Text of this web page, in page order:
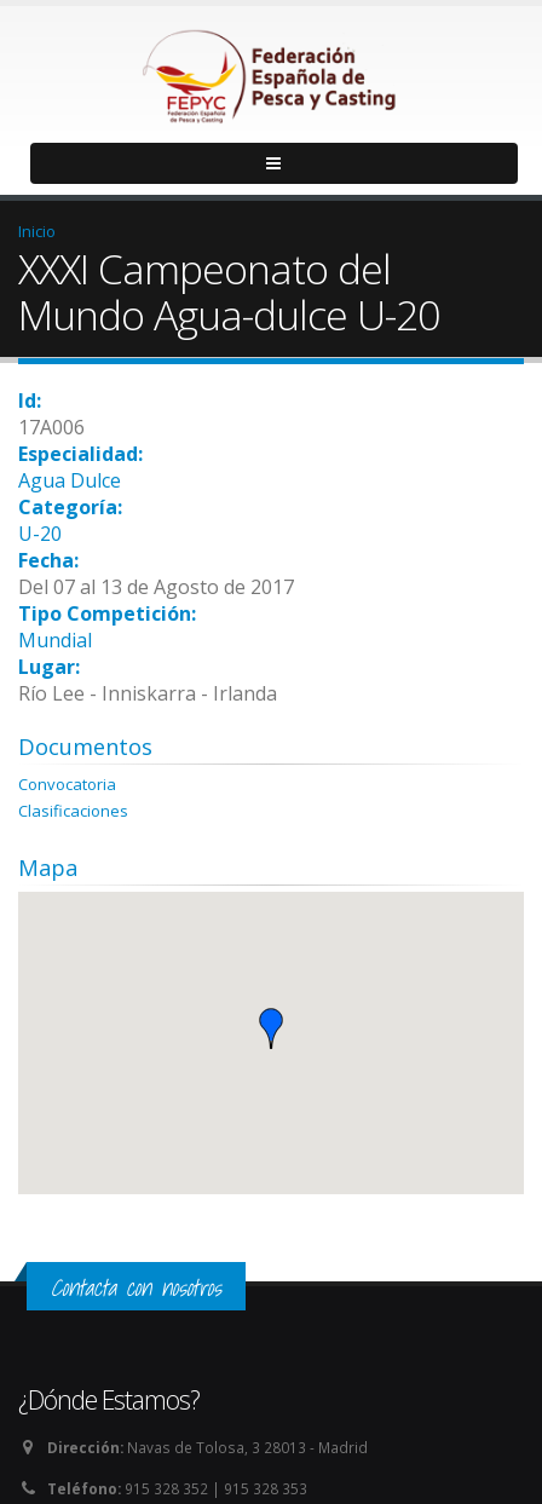
Inicio
XXXI Campeonato del
Mundo Agua-dulce U-20
Id:
17A006
Especialidad:
Agua Dulce
Categoría:
U-20
Fecha:
Del 07 al 13 de Agosto de 2017
Tipo Competición:
Mundial
Lugar:
Río Lee - Inniskarra - Irlanda
Documentos
Convocatoria
Clasificaciones
Mapa
Contacta con nosotros
¿Dónde Estamos?
Dirección: Navas de Tolosa, 3 28013 - Madrid
Teléfono: 915 328 352 | 915 328 353